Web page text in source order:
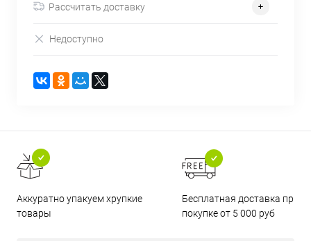
Рассчитать доставку
Недоступно
Аккуратно упакуем хрупкие
товары
Бесплатная доставка при
покупке от 5 000 руб